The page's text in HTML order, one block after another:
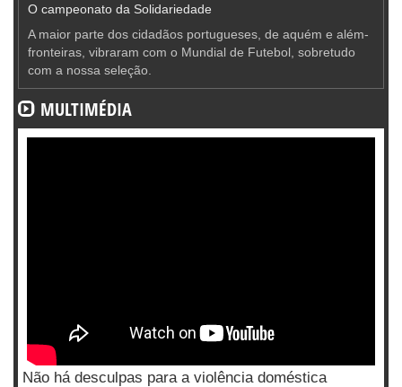
O campeonato da Solidariedade
A maior parte dos cidadãos portugueses, de aquém e além-
fronteiras, vibraram com o Mundial de Futebol, sobretudo
com a nossa seleção.
MULTIMÉDIA
Não há desculpas para a violência doméstica